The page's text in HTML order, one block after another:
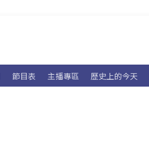
節目表 主播專區 歷史上的今天